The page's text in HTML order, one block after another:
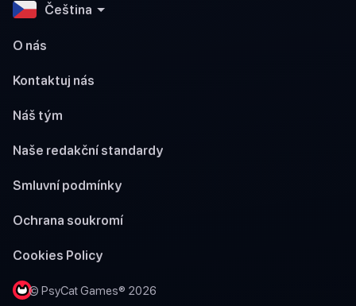
Čeština
O nás
Kontaktuj nás
Náš tým
Naše redakční standardy
Smluvní podmínky
Ochrana soukromí
Cookies Policy
© PsyCat Games® 2026